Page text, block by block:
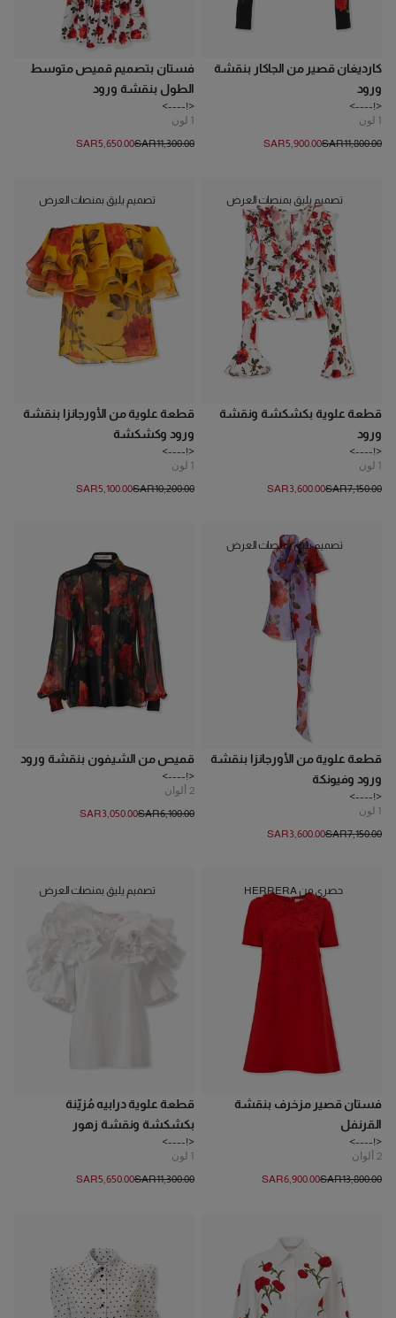
كارديغان قصير من الجاكار بنقشة
ورود
<!---->
1 لون
SAR‌11,800.00
SAR‌5,900.00
فستان بتصميم قميص متوسط
الطول بنقشة ورود
<!---->
1 لون
SAR‌11,300.00
SAR‌5,650.00
تصميم يليق بمنصات العرض
قطعة علوية بكشكشة ونقشة
ورود
<!---->
1 لون
SAR‌7,150.00
SAR‌3,600.00
تصميم يليق بمنصات العرض
قطعة علوية من الأورجانزا بنقشة
ورود وكشكشة
<!---->
1 لون
SAR‌10,200.00
SAR‌5,100.00
تصميم يليق بمنصات العرض
قطعة علوية من الأورجانزا بنقشة
ورود وفيونكة
<!---->
1 لون
SAR‌7,150.00
SAR‌3,600.00
قميص من الشيفون بنقشة ورود
<!---->
2 ألوان
SAR‌6,100.00
SAR‌3,050.00
حصري من HERRERA
فستان قصير مزخرف بنقشة
القرنفل
<!---->
2 ألوان
SAR‌13,800.00
SAR‌6,900.00
تصميم يليق بمنصات العرض
قطعة علوية درابيه مُزيّنة
بكشكشة ونقشة زهور
<!---->
1 لون
SAR‌11,300.00
SAR‌5,650.00